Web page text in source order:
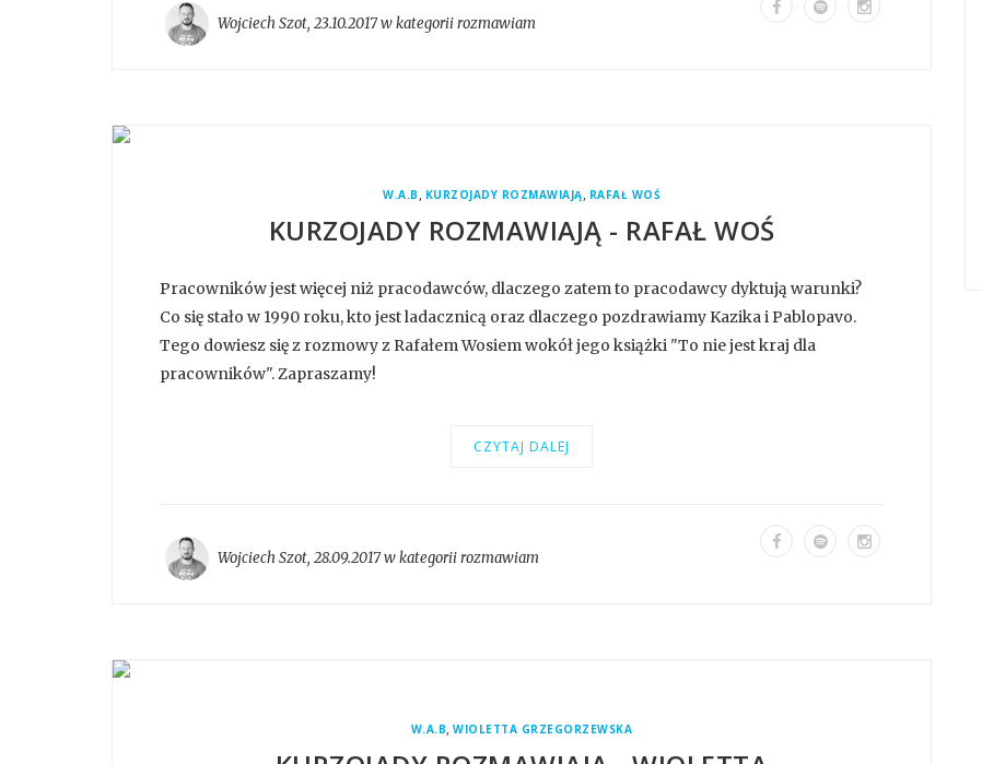
Wojciech Szot, 23.10.2017 w kategoriirozmawiam
W.A.B , KURZOJADY ROZMAWIAJĄ, RAFAŁ WOŚ
KURZOJADY ROZMAWIAJĄ - RAFAŁ WOŚ
Pracowników jest więcej niż pracodawców, dlaczego zatem to pracodawcy dyktują warunki?
Co się stało w 1990 roku, kto jest ladacznicą oraz dlaczego pozdrawiamy Kazika i Pablopavo.
Tego dowiesz się z rozmowy z Rafałem Wosiem wokół jego książki "To nie jest kraj dla
pracowników". Zapraszamy!
CZYTAJ DALEJ
Wojciech Szot, 28.09.2017 w kategoriirozmawiam
W.A.B,WIOLETTA GRZEGORZEWSKA